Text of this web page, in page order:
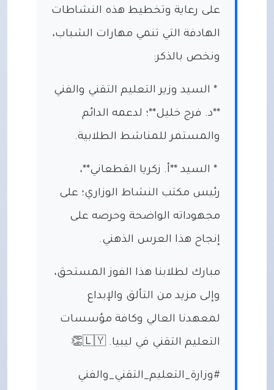
على رعاية وتخطيط هذه النشاطات
الهادفة التي تنمي مهارات الشباب،
ونخص بالذكر:
* السيد وزير التعليم التقني والفني
**د. فرج خليل**؛ لدعمه الدائم
والمستمر للمناشط الطلابية.
* السيد **أ. زكريا القطعاني**،
رئيس مكتب النشاط الوزاري؛ على
مجهوداته الواضحة وحرصه على
إنجاح هذا العرس الذهني.
مبارك لطلابنا هذا الفوز المستحق،
وإلى مزيد من التألق والإبداع
لمعهدنا العالي وكافة مؤسسات
التعليم التقني في ليبيا. 🇱🇾👏
#وزارة_التعليم_التقني_والفني